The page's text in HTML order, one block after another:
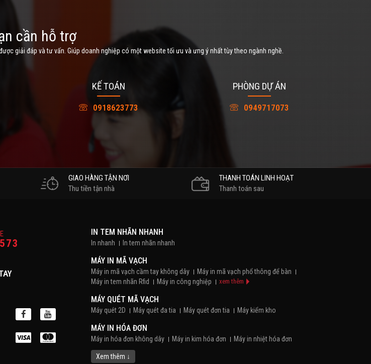
cần hỗ trợ
giải đáp và tư vấn. Giúp doanh nghiệp có một website tối ưu và ưng ý nhất tùy theo ngành nghề.
KẾ TOÁN
0918623773
PHÒNG DỰ ÁN
0949717073
GIAO HÀNG TẬN NƠI
Thu tiền tận nhà
THANH TOÁN LINH HOẠT
Thanh toán sau
IN TEM NHÃN NHANH
In nhanh In tem nhãn nhanh
MÁY IN MÃ VẠCH
Máy in mã vạch cầm tay không dây
Máy in mã vạch phổ thông để bàn
Máy in tem nhãn Rfid
Máy in công nghiệp xem thêm
MÁY QUÉT MÃ VẠCH
Máy quét 2D Máy quét đa tia Máy quét đơn tia Máy kiểm kho
MÁY IN HÓA ĐƠN
Máy in hóa đơn không dây Máy in kim hóa đơn Máy in nhiệt hóa đơn
POS BÁN HÀNG
Xem thêm ↓